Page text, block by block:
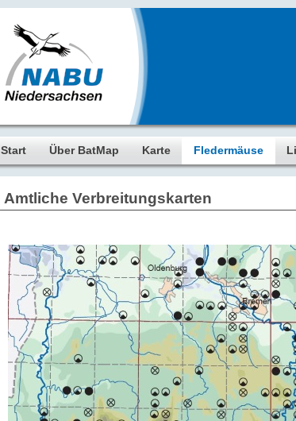
Start Über BatMap Karte Fledermäuse
Amtliche Verbreitungskarten